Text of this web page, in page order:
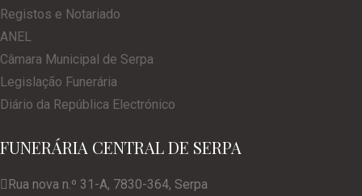
Registos e Notariado
ANEL
Câmara Municipal de Serpa
Legislação Funerária
Diário da República Electrónico
FUNERÁRIA CENTRAL DE SERPA
Rua nova n.º 31-A, 7830-364, Serpa